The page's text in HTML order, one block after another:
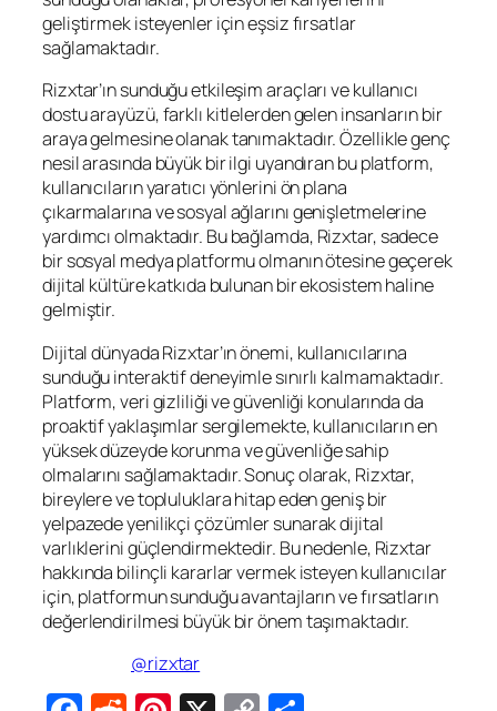
geliştirmek isteyenler için eşsiz fırsatlar
sağlamaktadır.
Rizxtar’ın sunduğu etkileşim araçları ve kullanıcı
dostu arayüzü, farklı kitlelerden gelen insanların bir
araya gelmesine olanak tanımaktadır. Özellikle genç
nesil arasında büyük bir ilgi uyandıran bu platform,
kullanıcıların yaratıcı yönlerini ön plana
çıkarmalarına ve sosyal ağlarını genişletmelerine
yardımcı olmaktadır. Bu bağlamda, Rizxtar, sadece
bir sosyal medya platformu olmanın ötesine geçerek
dijital kültüre katkıda bulunan bir ekosistem haline
gelmiştir.
Dijital dünyada Rizxtar’ın önemi, kullanıcılarına
sunduğu interaktif deneyimle sınırlı kalmamaktadır.
Platform, veri gizliliği ve güvenliği konularında da
proaktif yaklaşımlar sergilemekte, kullanıcıların en
yüksek düzeyde korunma ve güvenliğe sahip
olmalarını sağlamaktadır. Sonuç olarak, Rizxtar,
bireylere ve topluluklara hitap eden geniş bir
yelpazede yenilikçi çözümler sunarak dijital
varlıklerini güçlendirmektedir. Bu nedenle, Rizxtar
hakkında bilinçli kararlar vermek isteyen kullanıcılar
için, platformun sunduğu avantajların ve fırsatların
değerlendirilmesi büyük bir önem taşımaktadır.
@rizxtar